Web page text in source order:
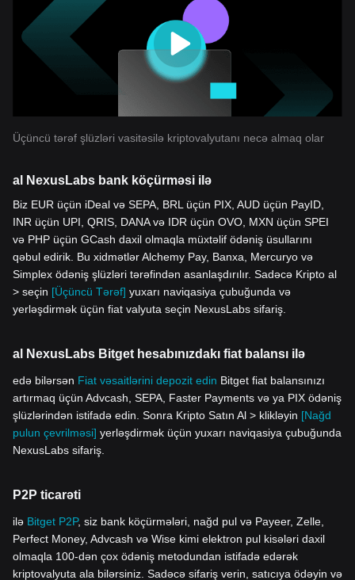
Üçüncü tərəf şlüzləri vasitəsilə kriptovalyutanı necə almaq olar
al NexusLabs bank köçürməsi ilə
Biz EUR üçün iDeal və SEPA, BRL üçün PIX, AUD üçün PayID,
INR üçün UPI, QRIS, DANA və IDR üçün OVO, MXN üçün SPEI
və PHP üçün GCash daxil olmaqla müxtəlif ödəniş üsullarını
qəbul edirik. Bu xidmətlər Alchemy Pay, Banxa, Mercuryo və
Simplex ödəniş şlüzləri tərəfindən asanlaşdırılır. Sadəcə Kripto al
> seçin [Üçüncü Tərəf] yuxarı naviqasiya çubuğunda və
yerləşdirmək üçün fiat valyuta seçin NexusLabs sifariş.
al NexusLabs Bitget hesabınızdakı fiat balansı ilə
edə bilərsən Fiat vəsaitlərini depozit edin Bitget fiat balansınızı
artırmaq üçün Advcash, SEPA, Faster Payments və ya PIX ödəniş
şlüzlərindən istifadə edin. Sonra Kripto Satın Al > klikləyin [Nağd
pulun çevrilməsi] yerləşdirmək üçün yuxarı naviqasiya çubuğunda
NexusLabs sifariş.
P2P ticarəti
ilə Bitget P2P, siz bank köçürmələri, nağd pul və Payeer, Zelle,
Perfect Money, Advcash və Wise kimi elektron pul kisələri daxil
olmaqla 100-dən çox ödəniş metodundan istifadə edərək
kriptovalyuta ala bilərsiniz. Sadəcə sifariş verin, satıcıya ödəyin və